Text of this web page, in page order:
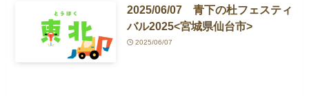
2025/06/07 青下の杜フェスティ
バル2025<宮城県仙台市>
2025/06/07